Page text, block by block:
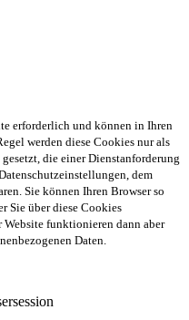
erforderlich und können in Ihren
werden diese Cookies nur als
die einer Dienstanforderung
dem
Sie können Ihren Browser so
Sie über diese Cookies
funktionieren dann aber
Daten.